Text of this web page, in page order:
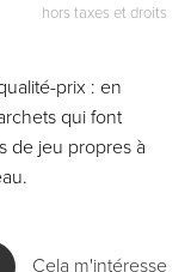
hors taxes et droits
prix : en
qui font
de jeu propres à
Cela m'intéresse